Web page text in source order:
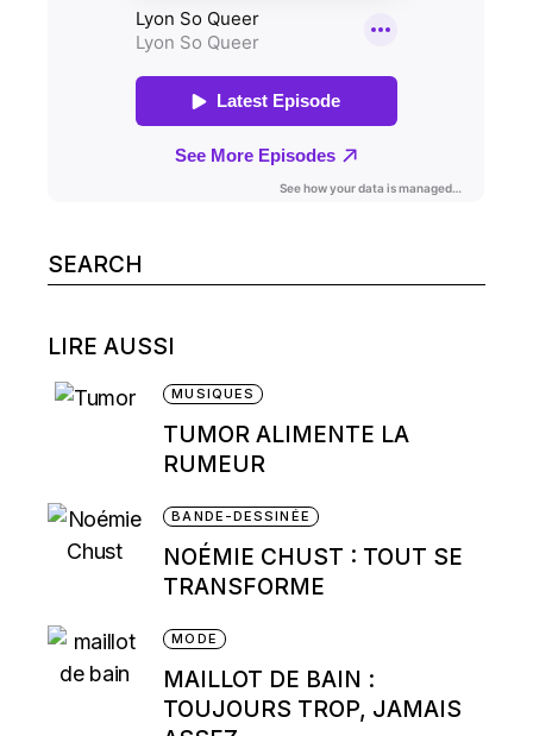
Search
for:
LIRE AUSSI
MUSIQUES
TUMOR ALIMENTE LA
RUMEUR
BANDE-DESSINÉE
NOÉMIE CHUST : TOUT SE
TRANSFORME
MODE
MAILLOT DE BAIN :
TOUJOURS TROP, JAMAIS